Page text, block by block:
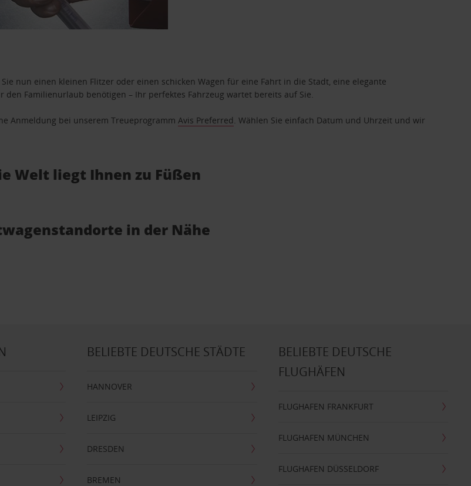
nun einen kleinen Flitzer oder einen schicken Wagen für eine Fahrt in die Stadt, eine elegante
Familienurlaub benötigen – Ihr perfektes Fahrzeug wartet bereits auf Sie.
Anmeldung bei unserem TreueprogrammAvis Preferred. Wählen Sie einfach Datum und Uhrzeit und wir
Welt liegt Ihnen zu Füßen
in der Nähe
BELIEBTE DEUTSCHE STÄDTE
HANNOVER
LEIPZIG
DRESDEN
BREMEN
BELIEBTE DEUTSCHE
FLUGHÄFEN
FLUGHAFEN FRANKFURT
FLUGHAFEN MÜNCHEN
FLUGHAFEN DÜSSELDORF